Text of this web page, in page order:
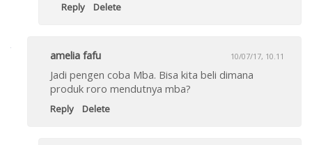
Reply Delete
amelia fafu 10/07/17, 10.11
Jadi pengen coba Mba. Bisa kita beli dimana
produk roro mendutnya mba?
Reply Delete